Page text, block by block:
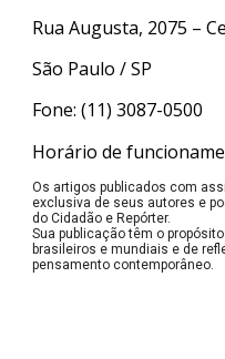
Rua Augusta, 2075 –
São Paulo / SP
Fone: (11) 3087-0500
Horário de
Os artigos publicados com
exclusiva de seus autores e
do Cidadão e Repórter.
Sua publicação têm o
brasileiros e mundiais e de
pensamento contemporâneo.